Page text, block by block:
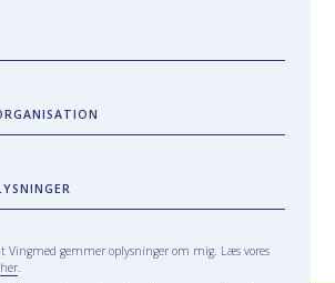
Vingmed gemmer oplysninger om mig. Læs vores
her.